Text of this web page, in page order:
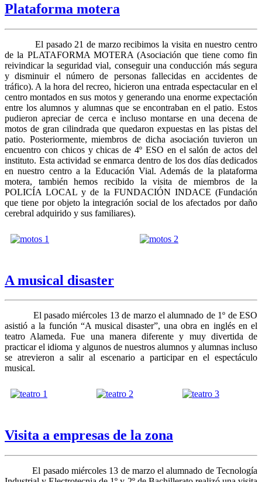
Plataforma motera
El pasado 21 de marzo recibimos la visita en nuestro centro
de la PLATAFORMA MOTERA (Asociación que tiene como fin
reivindicar la seguridad vial, conseguir una conducción más segura
y disminuir el número de personas fallecidas en accidentes de
tráfico). A la hora del recreo, hicieron una entrada espectacular en el
centro montados en sus motos y generando una enorme expectación
entre los alumnos y alumnas que se encontraban en el patio. Estos
pudieron apreciar de cerca e incluso montarse en una decena de
motos de gran cilindrada que quedaron expuestas en las pistas del
patio. Posteriormente, miembros de dicha asociación tuvieron un
encuentro con chicos y chicas de 4º ESO en el salón de actos del
instituto. Esta actividad se enmarca dentro de los dos días dedicados
en nuestro centro a la Educación Vial. Además de la plataforma
motera, también hemos recibido la visita de miembros de la
POLICÍA LOCAL y de la FUNDACIÓN INDACE (Fundación
que tiene por objeto la integración social de los afectados por daño
cerebral adquirido y sus familiares).
A musical disaster
El pasado miércoles 13 de marzo el alumnado de 1º de ESO
asistió a la función “A musical disaster”, una obra en inglés en el
teatro Alameda. Fue una manera diferente y muy divertida de
practicar el idioma y algunos de nuestros alumnos y alumnas incluso
se atrevieron a salir al escenario a participar en el espectáculo
musical.
Visita a empresas de la zona
El pasado miércoles 13 de marzo el alumnado de Tecnología